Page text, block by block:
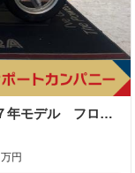
ヤマハ ＧＥＡＲ ＵＡ０８Ｊ型 ２０１７年モデル フロントかご付き ノーマル車
万円